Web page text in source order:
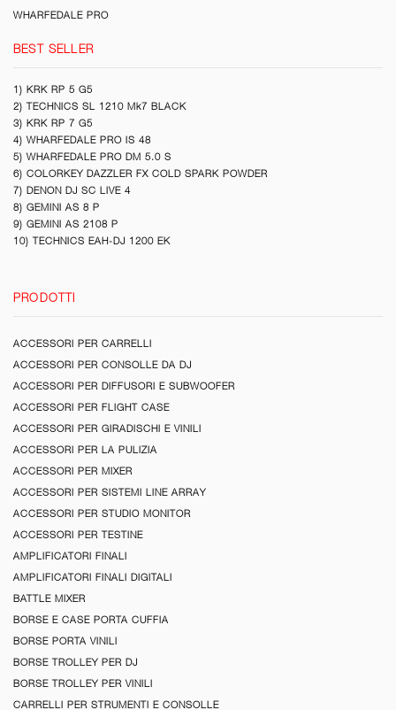
WHARFEDALE PRO
BEST SELLER
1) KRK RP 5 G5
2) TECHNICS SL 1210 Mk7 BLACK
3) KRK RP 7 G5
4) WHARFEDALE PRO IS 48
5) WHARFEDALE PRO DM 5.0 S
6) COLORKEY DAZZLER FX COLD SPARK POWDER
7) DENON DJ SC LIVE 4
8) GEMINI AS 8 P
9) GEMINI AS 2108 P
10) TECHNICS EAH-DJ 1200 EK
PRODOTTI
ACCESSORI PER CARRELLI
ACCESSORI PER CONSOLLE DA DJ
ACCESSORI PER DIFFUSORI E SUBWOOFER
ACCESSORI PER FLIGHT CASE
ACCESSORI PER GIRADISCHI E VINILI
ACCESSORI PER LA PULIZIA
ACCESSORI PER MIXER
ACCESSORI PER SISTEMI LINE ARRAY
ACCESSORI PER STUDIO MONITOR
ACCESSORI PER TESTINE
AMPLIFICATORI FINALI
AMPLIFICATORI FINALI DIGITALI
BATTLE MIXER
BORSE E CASE PORTA CUFFIA
BORSE PORTA VINILI
BORSE TROLLEY PER DJ
BORSE TROLLEY PER VINILI
CARRELLI PER STRUMENTI E CONSOLLE